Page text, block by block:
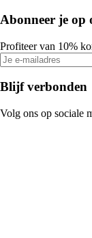
Abonneer je op
Profiteer van 10%
Blijf verbonden
Volg ons op sociale